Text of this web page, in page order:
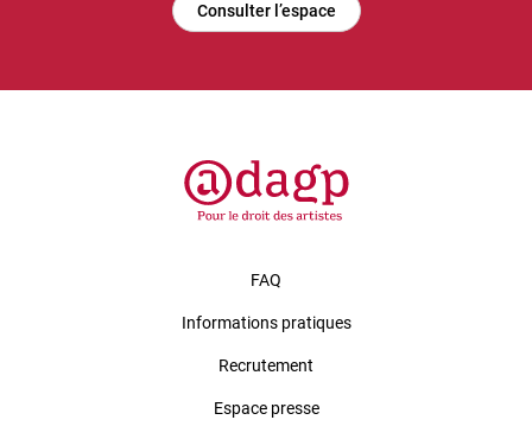
Consulter l’espace
FAQ
Informations pratiques
Recrutement
Espace presse